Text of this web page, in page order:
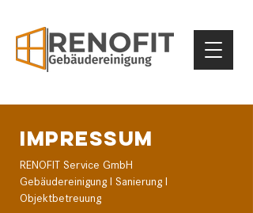
IMPRESSUM
RENOFIT Service GmbH
Gebäudereinigung I Sanierung I
Objektbetreuung